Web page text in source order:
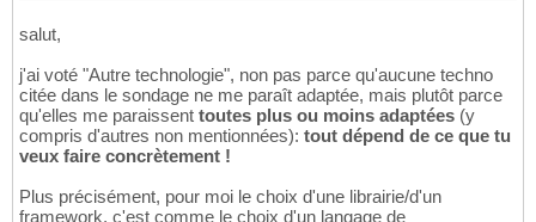
salut,
j'ai voté "Autre technologie", non pas parce qu'aucune techno
citée dans le sondage ne me paraît adaptée, mais plutôt parce
qu'elles me paraissent toutes plus ou moins adaptées (y
compris d'autres non mentionnées): tout dépend de ce que tu
veux faire concrètement !
Plus précisément, pour moi le choix d'une librairie/d'un
framework, c'est comme le choix d'un langage de